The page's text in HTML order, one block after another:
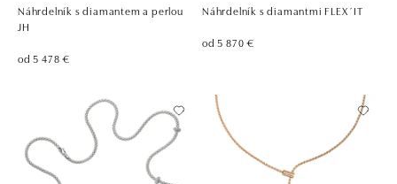
Náhrdelník s diamantem a perlou
JH
od 5 478 €
Náhrdelník s diamantmi FLEX´IT
od 5 870 €